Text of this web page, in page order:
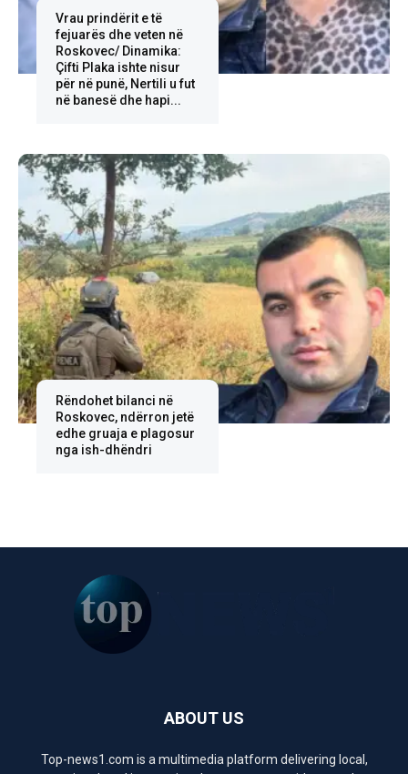
Vrau prindërit e të
fejuarës dhe veten në
Roskovec/ Dinamika:
Çifti Plaka ishte nisur
për në punë, Nertili u fut
në banesë dhe hapi...
Rëndohet bilanci në
Roskovec, ndërron jetë
edhe gruaja e plagosur
nga ish-dhëndri
ABOUT US
Top-news1.com is a multimedia platform delivering local,